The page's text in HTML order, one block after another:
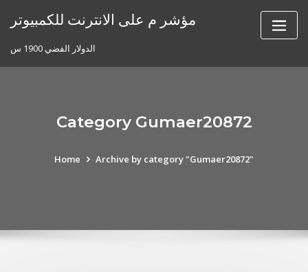
مؤشر م على الانترنت للكمبيوتر
الدولار الفضي 1900 س
Category Gumaer20872
Home Archive by category "Gumaer20872"